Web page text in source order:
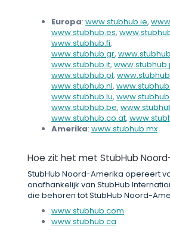
Europa: www.stubhub.ie,
www.stubhub.es,
www.stubhub.fi,
www.stubhub.gr,
www.stubhub.it,
www.stubhub.pl,
www.stubhub.nl,
www.stubhub.lu,
www.stubhub.be,
www.stubhub.co.at,
Amerika: www.stubhub.mx
Hoe zit het met StubHub
StubHub Noord-Amerika opereert
onafhankelijk van StubHub
die behoren tot StubHub Noord-
www.stubhub.com
www.stubhub.ca